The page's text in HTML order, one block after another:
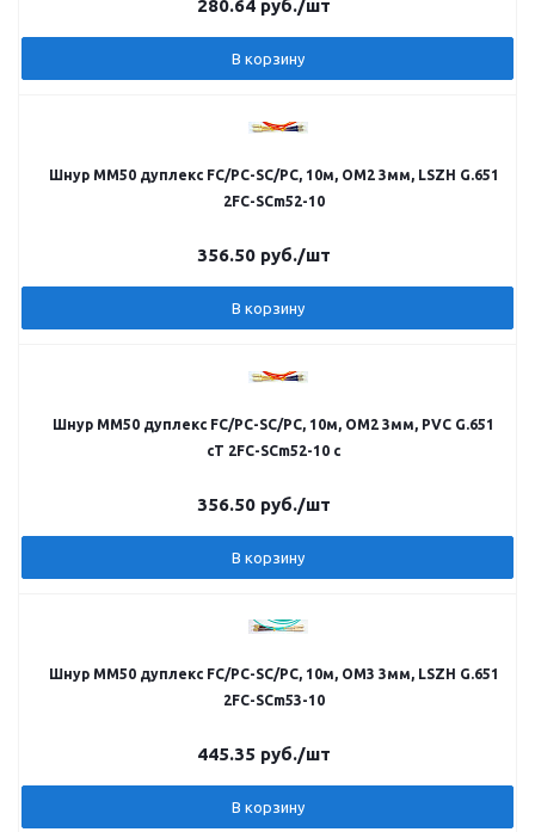
280.64руб./шт
В корзину
Шнур MM50 дуплекс FC/PC-SC/PC, 10м, OM2 3мм, LSZH G.651
2FC-SCm52-10
356.50руб./шт
В корзину
Шнур MM50 дуплекс FC/PC-SC/PC, 10м, OM2 3мм, PVC G.651
cT 2FC-SCm52-10 c
356.50руб./шт
В корзину
Шнур MM50 дуплекс FC/PC-SC/PC, 10м, OM3 3мм, LSZH G.651
2FC-SCm53-10
445.35 руб./шт
В корзину